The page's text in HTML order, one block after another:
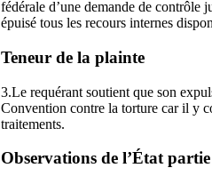
fédérale d’une demande de contrôle
épuisé tous les recours internes
Teneur de la plainte
3.Le requérant soutient que son
Convention contre la torture car il y
traitements.
Observations de l’État